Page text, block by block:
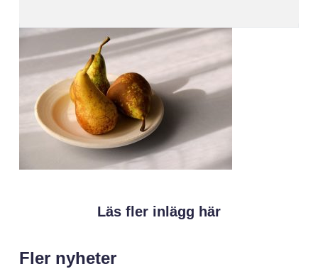
Läs fler inlägg här
Fler nyheter